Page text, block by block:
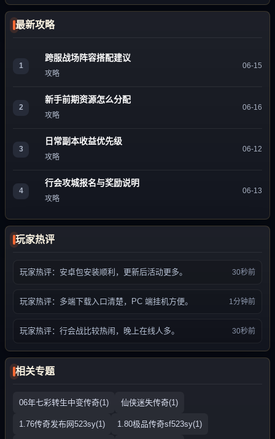
最新攻略
1
跨服战场阵容搭配建议
攻略
06-15
2
新手前期资源怎么分配
攻略
06-16
3
日常副本收益优先级
攻略
06-12
4
行会攻城报名与奖励说明
攻略
06-13
玩家热评
玩家热评：安卓包安装顺利，更新后活动更多。 30秒前
玩家热评：多端下载入口清楚，PC 端挂机方便。 1分钟前
玩家热评：行会战比较热闹，晚上在线人多。 30秒前
相关专题
06年七彩转生中变传奇(1) 仙侠迷失传奇(1)
1.76传奇发布网523sy(1) 1.80极品传奇sf523sy(1)